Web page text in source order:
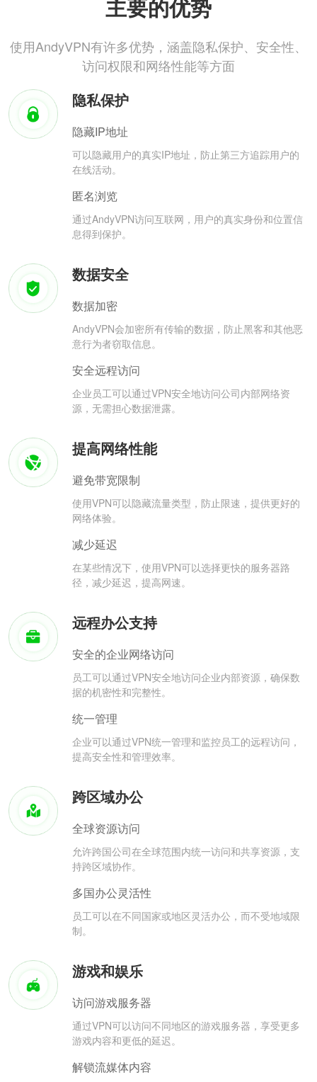
主要的优势
使用AndyVPN有许多优势，涵盖隐私保护、安全性、
访问权限和网络性能等方面
隐私保护
隐藏IP地址
可以隐藏用户的真实IP地址，防止第三方追踪用户的
在线活动。
匿名浏览
通过AndyVPN访问互联网，用户的真实身份和位置信
息得到保护。
数据安全
数据加密
AndyVPN会加密所有传输的数据，防止黑客和其他恶
意行为者窃取信息。
安全远程访问
企业员工可以通过VPN安全地访问公司内部网络资
源，无需担心数据泄露。
提高网络性能
避免带宽限制
使用VPN可以隐藏流量类型，防止限速，提供更好的
网络体验。
减少延迟
在某些情况下，使用VPN可以选择更快的服务器路
径，减少延迟，提高网速。
远程办公支持
安全的企业网络访问
员工可以通过VPN安全地访问企业内部资源，确保数
据的机密性和完整性。
统一管理
企业可以通过VPN统一管理和监控员工的远程访问，
提高安全性和管理效率。
跨区域办公
全球资源访问
允许跨国公司在全球范围内统一访问和共享资源，支
持跨区域协作。
多国办公灵活性
员工可以在不同国家或地区灵活办公，而不受地域限
制。
游戏和娱乐
访问游戏服务器
通过VPN可以访问不同地区的游戏服务器，享受更多
游戏内容和更低的延迟。
解锁流媒体内容